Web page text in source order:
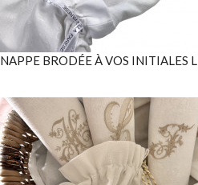
NAPPE BRODÉE À VOS INITIALES